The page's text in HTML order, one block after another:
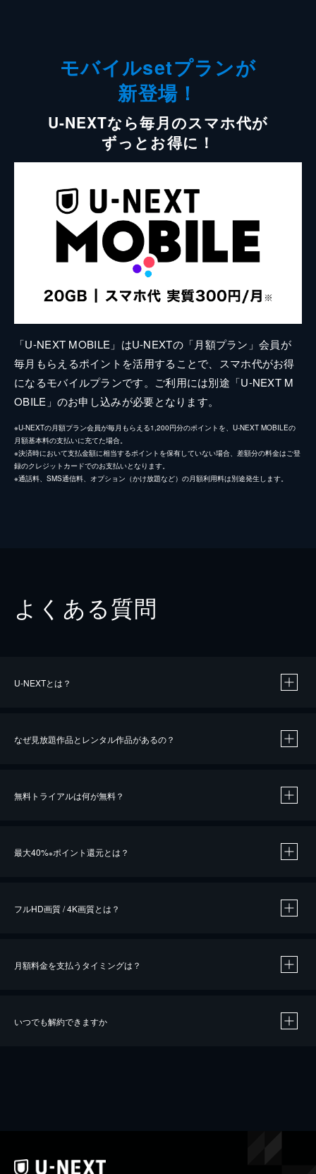
モバイルsetプランが
新登場！
U-NEXTなら毎月のスマホ代が
ずっとお得に！
「U-NEXT MOBILE」はU-NEXTの「月額プラン」会員が
毎月もらえるポイントを活用することで、スマホ代がお得
になるモバイルプランです。ご利用には別途「U-NEXT M
OBILE」のお申し込みが必要となります。
※U-NEXTの月額プラン会員が毎月もらえる1,200円分のポイントを、U-NEXT MOBILEの
月額基本料の支払いに充てた場合。
※決済時において支払金額に相当するポイントを保有していない場合、差額分の料金はご登
録のクレジットカードでのお支払いとなります。
※通話料、SMS通信料、オプション（かけ放題など）の月額利用料は別途発生します。
よくある質問
U-NEXTとは？
なぜ見放題作品とレンタル作品があるの？
無料トライアルは何が無料？
最大40%※ポイント還元とは？
※40％ポイント還元の対象は、クレジットカード決済による作品の購入 / レンタルです。
フルHD画質 / 4K画質とは？
月額料金を支払うタイミングは？
いつでも解約できますか